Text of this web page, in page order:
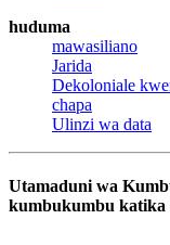
huduma
mawasiliano
Jarida
Dekoloniale
chapa
Ulinzi wa data
Utamaduni wa
kumbukumbu katika